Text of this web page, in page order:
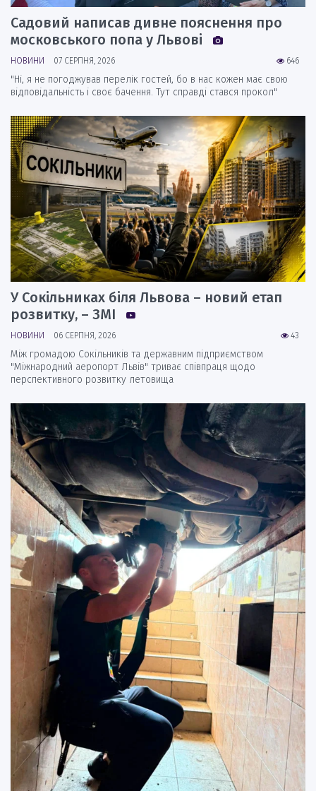
Садовий написав дивне пояснення про
московського попа у Львові
646
НОВИНИ 07 СЕРПНЯ, 2026
"Ні, я не погоджував перелік гостей, бо в нас кожен має свою
відповідальність і своє бачення. Тут справді стався прокол"
У Сокільниках біля Львова – новий етап
розвитку, – ЗМІ
43
НОВИНИ 06 СЕРПНЯ, 2026
Між громадою Сокільників та державним підприємством
"Міжнародний аеропорт Львів" триває співпраця щодо
перспективного розвитку летовища